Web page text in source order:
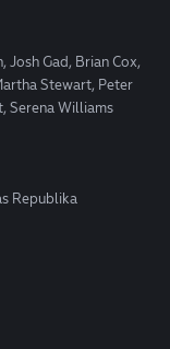
Josh Gad, Brian Cox,
Stewart, Peter
Serena Williams
Republika